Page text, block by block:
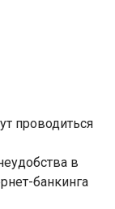
проводиться
в
банкинга